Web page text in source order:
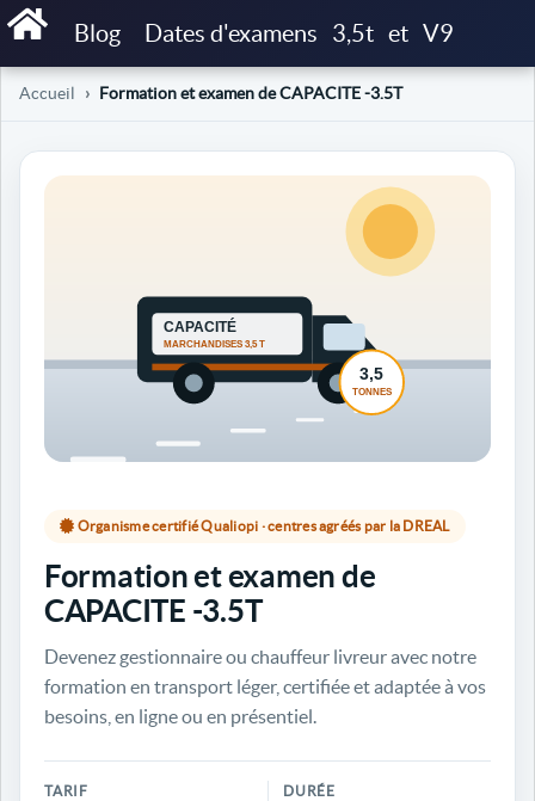
Blog Dates d'examens 3,5t et V9
Accueil Formation et examen de CAPACITE -3.5T
Organisme certifié Qualiopi · centres agréés par la DREAL
Formation et examen de
CAPACITE -3.5T
Devenez gestionnaire ou chauffeur livreur avec notre
formation en transport léger, certifiée et adaptée à vos
besoins, en ligne ou en présentiel.
TARIF DURÉE